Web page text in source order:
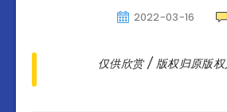
2022-03-16
仅供欣赏 / 版权归原版